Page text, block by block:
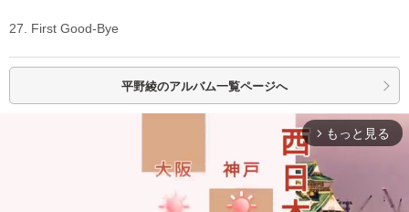
27. First Good-Bye
平野綾のアルバム一覧ページへ
arrow_forward_ios もっと見る